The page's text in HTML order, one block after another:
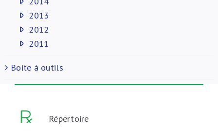
2013
2012
2011
Boite à outils
Répertoire